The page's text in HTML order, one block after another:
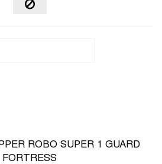
ROBO SUPER 1 GUARD
FORTRESS